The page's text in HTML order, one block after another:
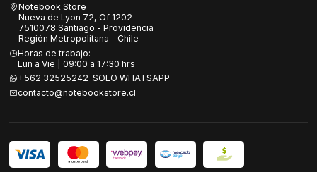
Notebook Store
Nueva de Lyon 72, Of 1202
7510078 Santiago - Providencia
Región Metropolitana - Chile
Horas de trabajo:
Lun a Vie | 09:00 a 17:30 hrs
+562 32525242 SOLO WHATSAPP
contacto@notebookstore.cl